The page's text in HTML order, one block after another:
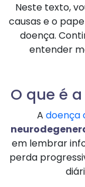
Neste texto,
causas e o
doença.
entender
O que é
A doença
em lembrar
perda